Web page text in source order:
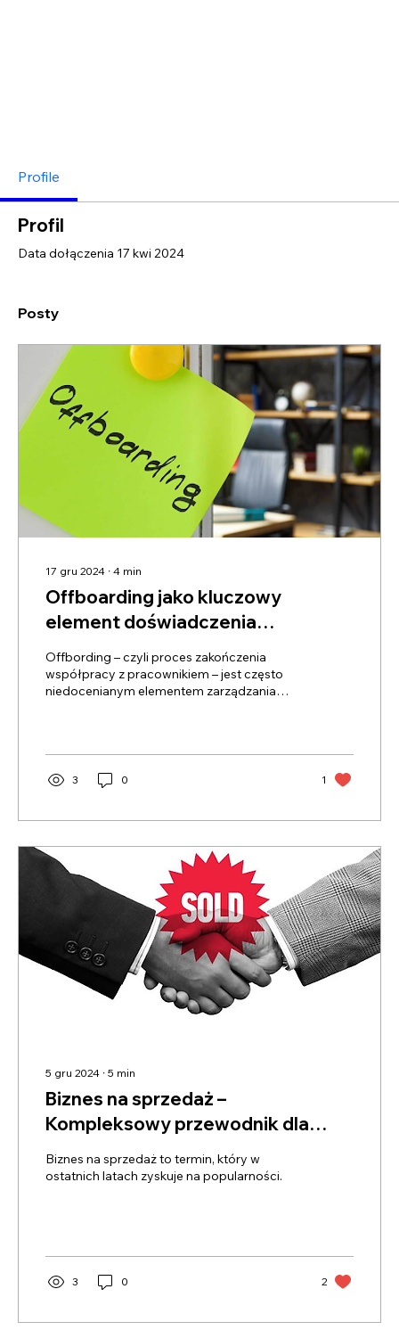
Profile
Profil
Data dołączenia 17 kwi 2024
Posty
17 gru 2024 ∙ 4 min
Offboarding jako kluczowy
element doświadczenia
pracownika - Jak skutecznie
zakończyć współpracę?
Offbording – czyli proces zakończenia
współpracy z pracownikiem – jest często
niedocenianym elementem zarządzania
3 0 1
5 gru 2024 ∙ 5 min
Biznes na sprzedaż –
Kompleksowy przewodnik dla
kupujących i sprzedających
Biznes na sprzedaż to termin, który w
ostatnich latach zyskuje na popularności.
3 0 2